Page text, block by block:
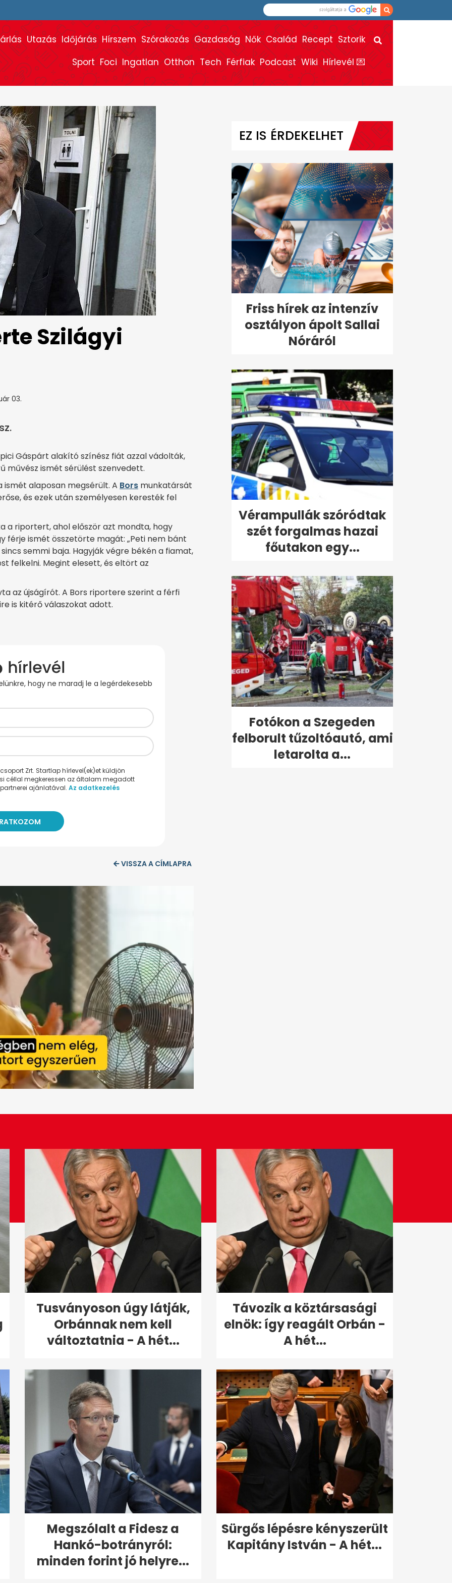
Utazás Időjárás Hírszem Szórakozás Gazdaság Nők Család Recept Sztorik
Sport Foci Ingatlan Otthon Tech Férfiak Podcast Wiki Hírlevél 💌
Szilágyi
03.
Gáspárt alakító színész fiát azzal vádolták,
művész ismét sérülést szenvedett.
ismét alaposan megsérült. A Bors munkatársát
és ezek után személyesen keresték fel
a riportert, ahol először azt mondta, hogy
férje ismét összetörte magát: „Peti nem bánt
semmi baja. Hagyják végre békén a fiamat,
felkelni. Megint elesett, és eltört az
az újságírót. A Bors riportere szerint a férfi
is kitérő válaszokat adott.
hogy ne maradj le a legérdekesebb
Zrt. Startlap hírlevel(ek)et küldjön
céllal megkeressen az általam megadott
ajánlatával. Az adatkezelés
VISSZA A CÍMLAPRA
EZ IS ÉRDEKELHET
Friss hírek az intenzív
osztályon ápolt Sallai
Nóráról
Vérampullák szóródtak
szét forgalmas hazai
főutakon egy...
Fotókon a Szegeden
felborult tűzoltóautó, ami
letarolta a...
Tusványoson úgy látják,
Orbánnak nem kell
változtatnia - A hét...
Távozik a köztársasági
elnök: így reagált Orbán -
A hét...
Megszólalt a Fidesz a
Hankó-botrányról:
minden forint jó helyre...
Sürgős lépésre kényszerült
Kapitány István - A hét...